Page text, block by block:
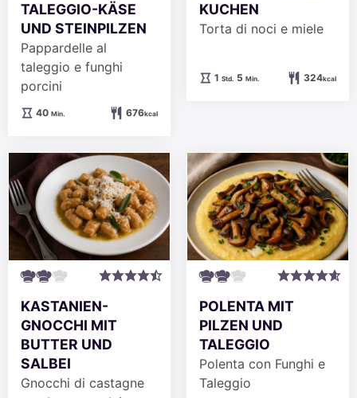
TALEGGIO-KÄSE
UND STEINPILZEN
Pappardelle al
taleggio e funghi
porcini
40Minuten
Min. 676kcal
KUCHEN
Torta di noci e miele
1Stunde
Std. 5Minuten
Min. 324kcal
KASTANIEN-
GNOCCHI MIT
BUTTER UND
SALBEI
Gnocchi di castagne
POLENTA MIT
PILZEN UND
TALEGGIO
Polenta con Funghi e
Taleggio